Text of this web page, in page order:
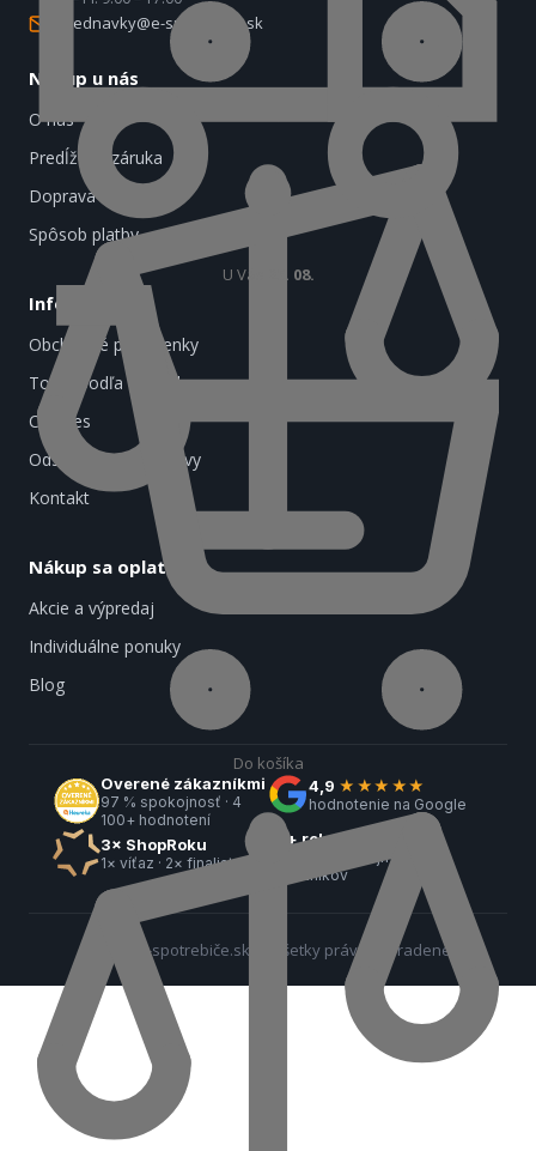
U Vás 25. 08.
Do košíka
objednavky@e-spotrebice.sk
Nákup u nás
O nás
Predĺžená záruka
Doprava a platba
Spôsob platby
Informácie
Obchodné podmienky
Tovar podľa značiek
Cookies
Odstúpenie od zmluvy
Kontakt
Nákup sa oplatí
Akcie a výpredaj
Individuálne ponuky
Blog
Overené zákazníkmi
97 % spokojnosť · 4
100+ hodnotení
4,9 ★★★★★
hodnotenie na Google
3× ShopRoku
1× víťaz · 2× finalista
18+ rokov na trhu
42 000+ spokojných
zákazníkov
© 2026 e-spotrebiče.sk — Všetky práva vyhradené.